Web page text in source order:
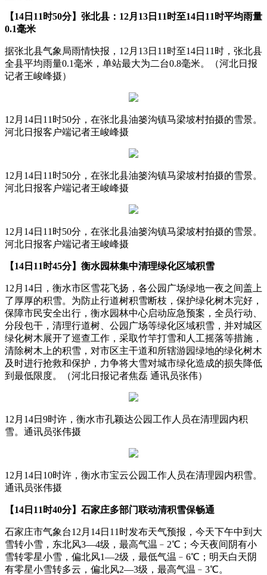
【14日11时50分】张北县：12月13日11时至14日11时平均雨量
0.1毫米
据张北县气象局雨情快报，12月13日11时至14日11时，张北县
全县平均雨量0.1毫米，单站最大为二台0.8毫米。（河北日报
记者王峻峰摄）
12月14日11时50分，在张北县油篓沟镇马梁坡村拍摄的雪景。
河北日报客户端记者王峻峰摄
12月14日11时50分，在张北县油篓沟镇马梁坡村拍摄的雪景。
河北日报客户端记者王峻峰摄
12月14日11时50分，在张北县油篓沟镇马梁坡村拍摄的雪景。
河北日报客户端记者王峻峰摄
【14日11时45分】衡水园林集中清理绿化区域积雪
12月14日，衡水市区雪花飞扬，各公园广场绿地一夜之间盖上
了厚厚的积雪。为防止行道树积雪断枝，保护绿化树木完好，
保障市民安全出行，衡水园林中心启动应急预案，全员行动、
分段包干，清理行道树、公园广场等绿化区域积雪，并对城区
绿化树木展开了巡查工作，采取竹竿打雪和人工摇落等措施，
清除树木上的积雪，对市区主干道和所辖游园绿地的绿化树木
及时进行抢救和保护，力争将大雪对城市绿化造成的损失降低
到最低限度。（河北日报记者焦磊 通讯员张伟）
12月14日9时许，衡水市孔颖达公园工作人员在清理园内积
雪。通讯员张伟摄
12月14日10时许，衡水市宝云公园工作人员在清理园内积雪。
通讯员张伟摄
【14日11时40分】石家庄多部门联动清积雪保畅通
石家庄市气象台12月14日11时发布天气预报，今天下午中到大
雪转小雪，东北风3—4级，最高气温﹣2℃；今天夜间阴有小
雪转零星小雪，偏北风1—2级，最低气温﹣6℃；明天白天阴
有零星小雪转多云，偏北风2—3级，最高气温﹣3℃。